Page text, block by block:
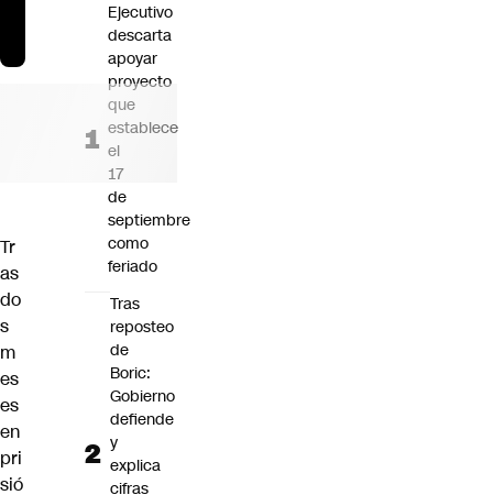
Tr
as
do
s
m
es
es
en
pri
sió
Ejecutivo
descarta
apoyar
proyecto
que
establece
el
17
de
septiembre
como
feriado
Tras
reposteo
de
Boric:
Gobierno
defiende
y
explica
cifras